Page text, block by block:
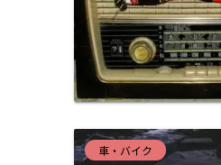
車・バイク